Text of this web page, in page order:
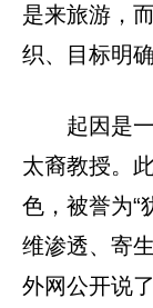
是来旅游，
织、目标明
起因是
太裔教授。
色，被誉为“
维渗透、寄
外网公开说